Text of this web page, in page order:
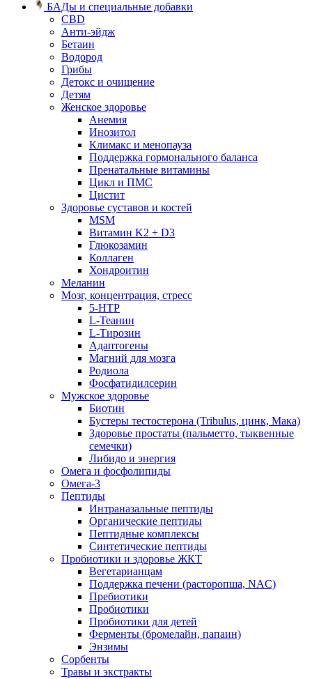
БАДы и специальные добавки
CBD
Анти-эйдж
Бетаин
Водород
Грибы
Детокс и очищение
Детям
Женское здоровье
Анемия
Инозитол
Климакс и менопауза
Поддержка гормонального баланса
Пренатальные витамины
Цикл и ПМС
Цистит
Здоровье суставов и костей
MSM
Витамин K2 + D3
Глюкозамин
Коллаген
Хондроитин
Меланин
Мозг, концентрация, стресс
5-HTP
L-Теанин
L-Тирозин
Адаптогены
Магний для мозга
Родиола
Фосфатидилсерин
Мужское здоровье
Биотин
Бустеры тестостерона (Tribulus, цинк, Мака)
Здоровье простаты (пальметто, тыквенные
семечки)
Либидо и энергия
Омега и фосфолипиды
Омега-3
Пептиды
Интраназальные пептиды
Органические пептиды
Пептидные комплексы
Синтетические пептиды
Пробиотики и здоровье ЖКТ
Вегетарианцам
Поддержка печени (расторопша, NAC)
Пребиотики
Пробиотики
Пробиотики для детей
Ферменты (бромелайн, папаин)
Энзимы
Сорбенты
Травы и экстракты